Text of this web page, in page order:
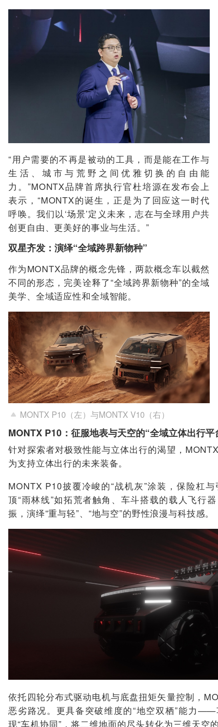
“用户需要的不再是被动的工具，而是能在工作与
生活、城市与荒野之间优雅切换的自由能
力。”MONTX品牌首席执行官杜培源在发布会上
表示，“MONTX的诞生，正是为了回应这一时代
呼唤。我们以‘场景’定义未来，志在与全球用户共
创更自由、更美好的事业与生活。”
双星齐发：演绎“全域跨界新物种”
作为MONTX品牌的概念先锋，两款概念车以截然
不同的形态，完美诠释了“全域跨界新物种”的全域
美学、全域适应性和全域智能。
MONTX P10（左）与MONTX V10（右）
MONTX P10：征服地表与天空的“全域立体出行
针对探索者对极致性能与立体出行的渴望，
为支持立体出行的未来装备。
MONTX P10披覆冷峻的“战机灰”涂装，保险杠
顶“雨林线”如拓荒者触角、车斗搭载的载人飞行
振，演绎“重与轻”、“地与空”的野性浪漫与科技感。
依托四轮分布式驱动电机与底盘扭矩矢量控制，
恶劣路况。更具备突破维度的“地空双栖”能力
现“车机协同”，将二维地面的尽头转化为三维天空